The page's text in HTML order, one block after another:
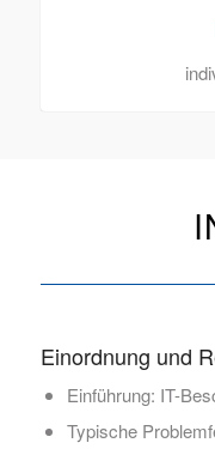
Einordnung und
Einführung: IT-
Typische